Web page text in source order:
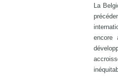
La
encore